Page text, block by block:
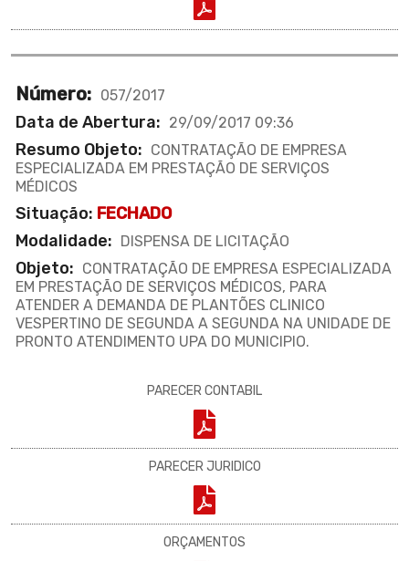
Número: 057/2017
Data de Abertura: 29/09/2017 09:36
Resumo Objeto: CONTRATAÇÃO DE EMPRESA
ESPECIALIZADA EM PRESTAÇÃO DE SERVIÇOS
MÉDICOS
Situação: FECHADO
Modalidade: DISPENSA DE LICITAÇÃO
Objeto: CONTRATAÇÃO DE EMPRESA ESPECIALIZADA
EM PRESTAÇÃO DE SERVIÇOS MÉDICOS, PARA
ATENDER A DEMANDA DE PLANTÕES CLINICO
VESPERTINO DE SEGUNDA A SEGUNDA NA UNIDADE DE
PRONTO ATENDIMENTO UPA DO MUNICIPIO.
PARECER CONTABIL
PARECER JURIDICO
ORÇAMENTOS